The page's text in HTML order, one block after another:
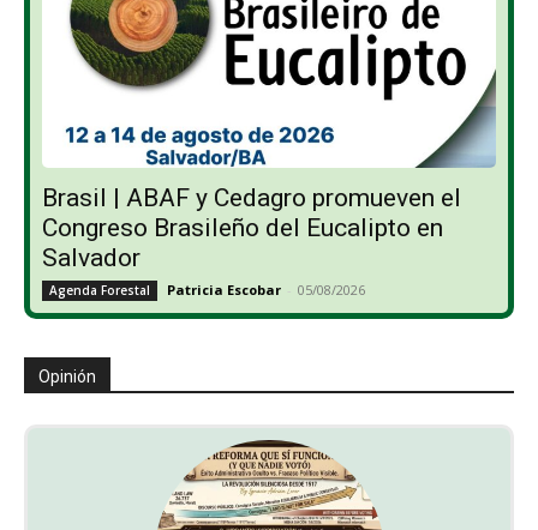
Brasil | ABAF y Cedagro promueven el
Congreso Brasileño del Eucalipto en
Salvador
Agenda Forestal Patricia Escobar - 05/08/2026
Opinión